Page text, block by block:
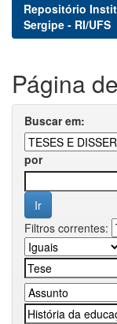
Repositório
Sergipe - RI/UFS
Página
Buscar em:
por
Filtros correntes: